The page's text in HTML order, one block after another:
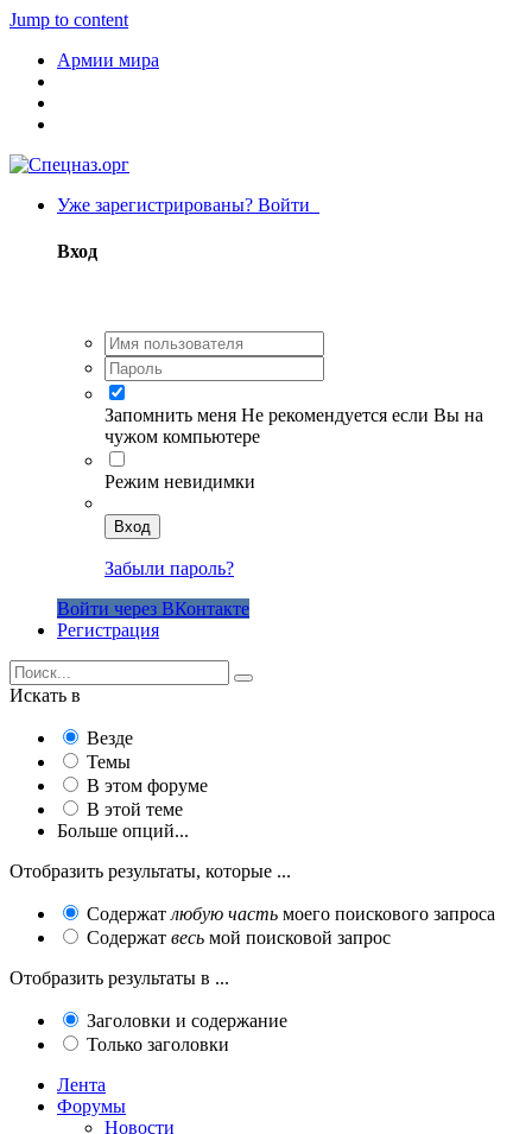
Jump to content
Армии мира
Уже зарегистрированы? Войти
Вход
Запомнить меня Не рекомендуется если Вы на
чужом компьютере
Режим невидимки
Вход
Забыли пароль?
Войти через ВКонтакте
Регистрация
Искать в
Везде
Темы
В этом форуме
В этой теме
Больше опций...
Отобразить результаты, которые ...
Содержат любую часть моего поискового запроса
Содержат весь мой поисковой запрос
Отобразить результаты в ...
Заголовки и содержание
Только заголовки
Лента
Форумы
Новости